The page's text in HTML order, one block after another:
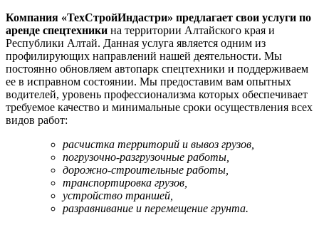
Компания «ТехСтройИндастри» предлагает свои услуги по
аренде спецтехники на территории Алтайского края и
Республики Алтай. Данная услуга является одним из
профилирующих направлений нашей деятельности. Мы
постоянно обновляем автопарк спецтехники и поддерживаем
ее в исправном состоянии. Мы предоставим вам опытных
водителей, уровень профессионализма которых обеспечивает
требуемое качество и минимальные сроки осуществления всех
видов работ:
расчистка территорий и вывоз грузов,
погрузочно-разгрузочные работы,
дорожно-строительные работы,
транспортировка грузов,
устройство траншей,
разравнивание и перемещение грунта.